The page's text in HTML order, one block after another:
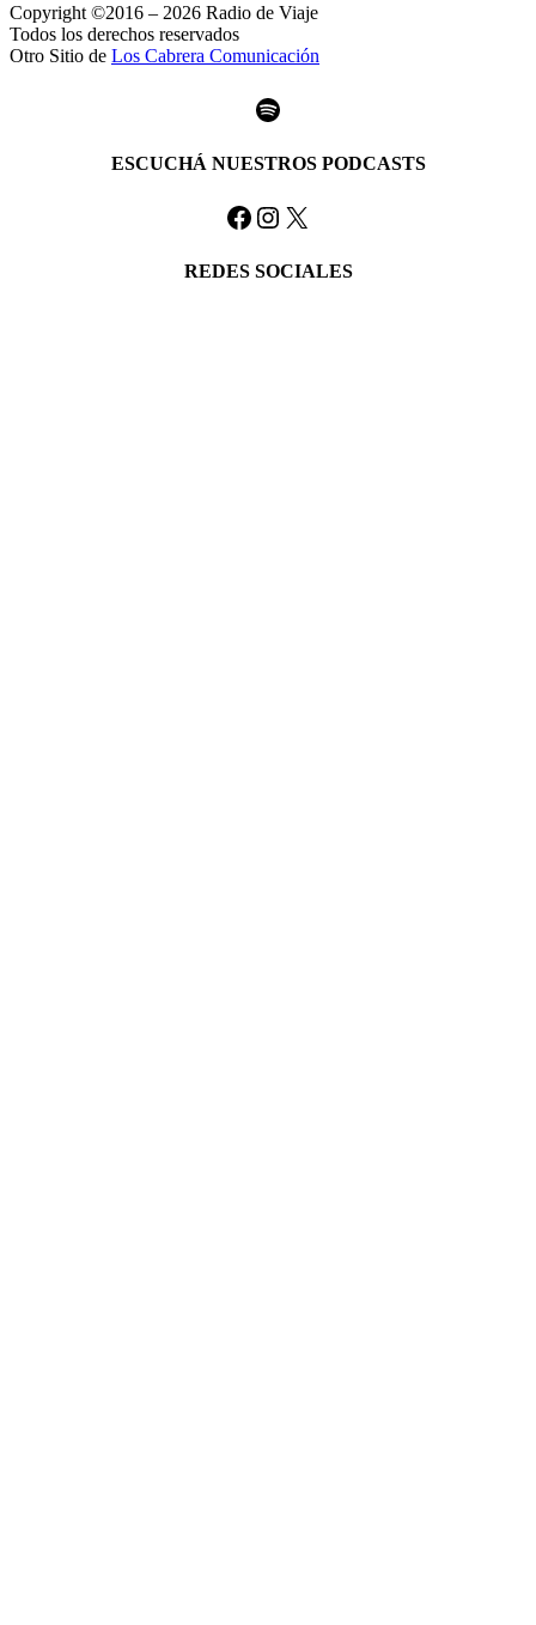
Copyright ©2016 – 2026 Radio de Viaje
Todos los derechos reservados
Otro Sitio de Los Cabrera Comunicación
Spotify
ESCUCHÁ NUESTROS PODCASTS
Facebook
Instagram
X
REDES SOCIALES